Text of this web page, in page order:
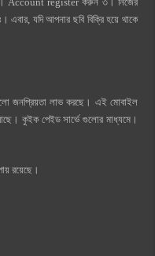
যদি আপনার ছবি বিক্রি হয়ে থাকে
জনপ্রিয়তা লাভ করছে। এই মোবাইল
কুইক পেইড সার্ভে গুলোর মাধ্যমে।
রয়েছে।